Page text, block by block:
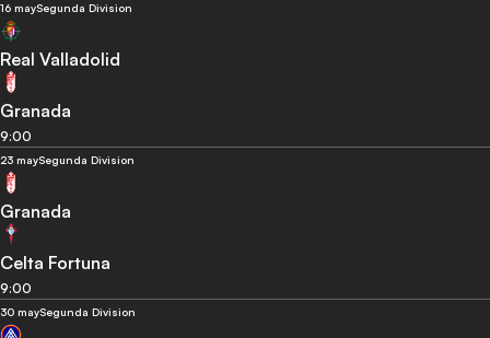
16 maySegunda Division
Real Valladolid
Granada
9:00
23 maySegunda Division
Granada
Celta Fortuna
9:00
30 maySegunda Division